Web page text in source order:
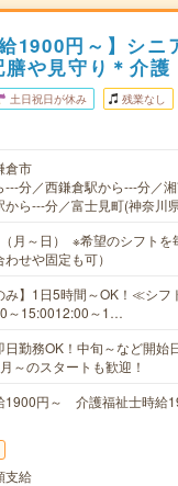
1900円～】シニ
膳や見守り＊介護
土日祝日が休み 残業なし
倉市
---分／西鎌倉駅から---分／
から---分／富士見町(神奈川
月～日） ※希望のシフトを
せや固定も可）
】1日5時間～OK！≪シフ
～15:0012:00～1…
日勤務OK！中旬～など開
～のスタートも歓迎！
1900円～ 介護福祉士時給
支給